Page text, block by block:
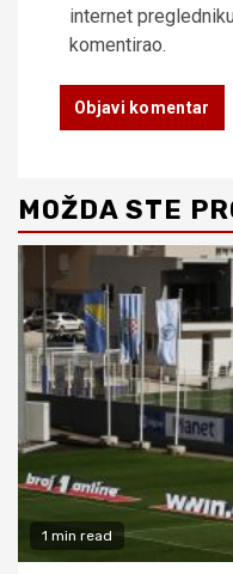
internet
komentirao.
MOŽDA STE
1 min read